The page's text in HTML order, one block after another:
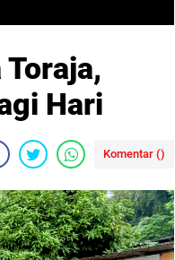
Hari
Komentar ()